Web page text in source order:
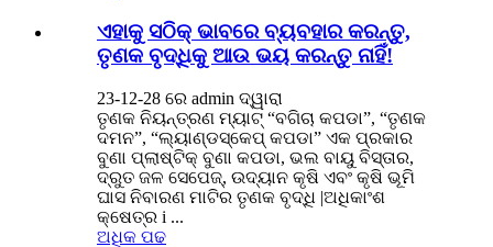
ଏହାକୁ ସଠିକ୍ ଭାବରେ ବ୍ୟବହାର କରନ୍ତୁ,
ତୃଣକ ବୃଦ୍ଧିକୁ ଆଉ ଭୟ କରନ୍ତୁ ନାହିଁ!
23-12-28 ରେ admin ଦ୍ୱାରା
ତୃଣକ ନିୟନ୍ତ୍ରଣ ମ୍ୟାଟ୍ “ବଗିଚା କପଡା”, “ତୃଣକ
ଦମନ”, “ଲ୍ୟାଣ୍ଡସ୍କେପ୍ କପଡା” ଏକ ପ୍ରକାର
ବୁଣା ପ୍ଲାଷ୍ଟିକ୍ ବୁଣା କପଡା, ଭଲ ବାୟୁ ବିସ୍ତାର,
ଦ୍ରୁତ ଜଳ ସେପେଜ୍, ଉଦ୍ୟାନ କୃଷି ଏବଂ କୃଷି ଭୂମି
ଘାସ ନିବାରଣ ମାଟିର ତୃଣକ ବୃଦ୍ଧି |ଅଧିକାଂଶ
କ୍ଷେତ୍ର i ...
ଅଧିକ ପଢ